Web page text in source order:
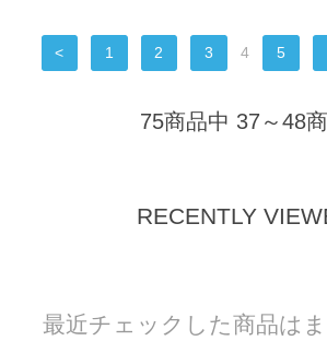
< 1 2 3 4 5
75商品中 37～48
RECENTLY
最近チェックした商品は